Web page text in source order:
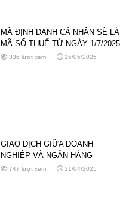
MÃ ĐỊNH DANH CÁ NHÂN SẼ LÀ
MÃ SỐ THUẾ TỪ NGÀY 1/7/2025
336 lượt xem 15/05/2025
GIAO DỊCH GIỮA DOANH
NGHIỆP VÀ NGÂN HÀNG
KHÔNG CÒN BỊ XÁC ĐỊNH LÀ
747 lượt xem 21/04/2025